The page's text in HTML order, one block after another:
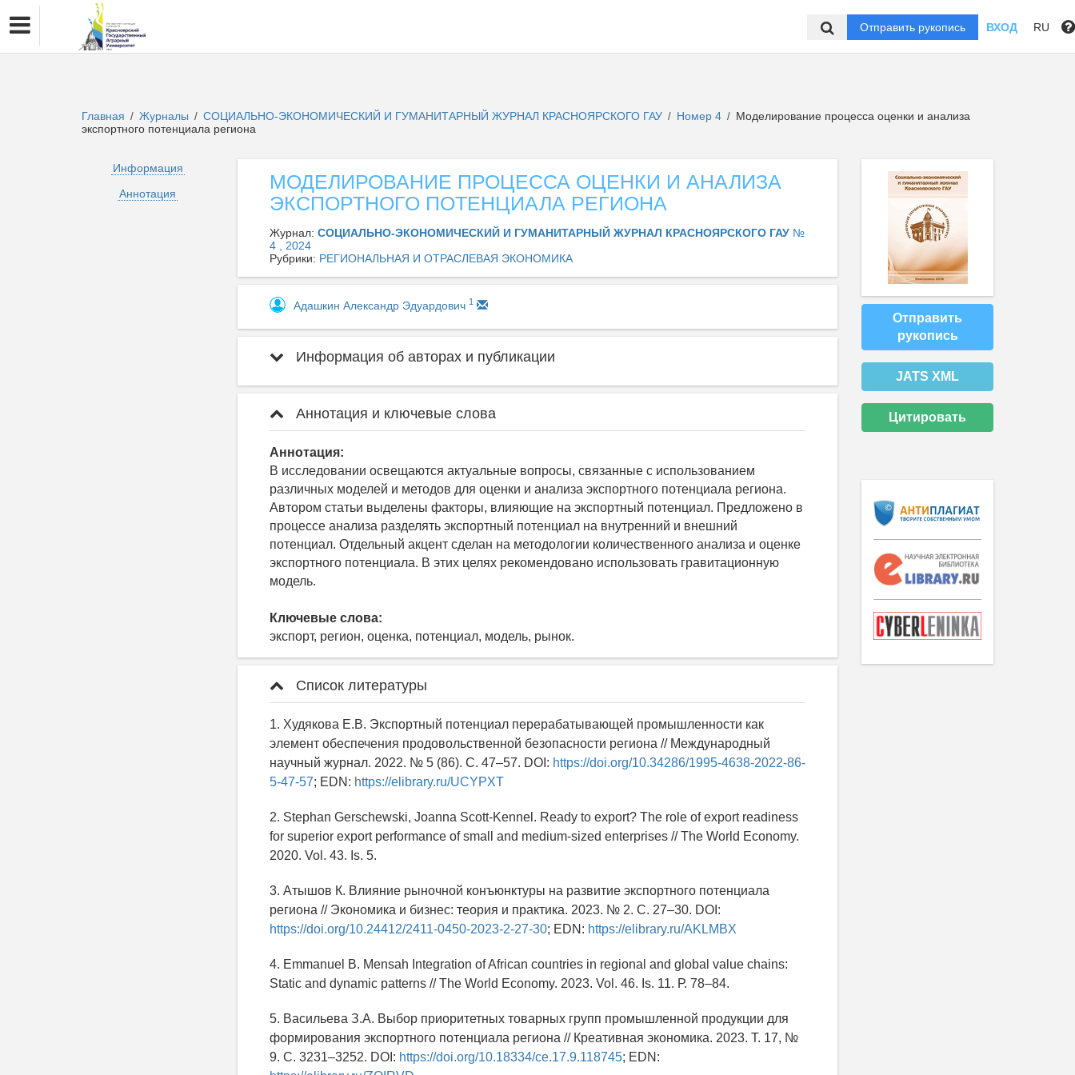
Отправить рукопись ВХОД RU
Главная / Журналы / СОЦИАЛЬНО-ЭКОНОМИЧЕСКИЙ И ГУМАНИТАРНЫЙ ЖУРНАЛ КРАСНОЯРСКОГО ГАУ / Номер 4 / Моделирование процесса оценки и анализа
экспортного потенциала региона
Информация
Аннотация
МОДЕЛИРОВАНИЕ ПРОЦЕССА ОЦЕНКИ И АНАЛИЗА
ЭКСПОРТНОГО ПОТЕНЦИАЛА РЕГИОНА
Журнал: СОЦИАЛЬНО-ЭКОНОМИЧЕСКИЙ И ГУМАНИТАРНЫЙ ЖУРНАЛ КРАСНОЯРСКОГО ГАУ №
4 , 2024
Рубрики: РЕГИОНАЛЬНАЯ И ОТРАСЛЕВАЯ ЭКОНОМИКА
Адашкин Александр Эдуардович 1
Информация об авторах и публикации
Аннотация и ключевые слова
Аннотация:
В исследовании освещаются актуальные вопросы, связанные с использованием
различных моделей и методов для оценки и анализа экспортного потенциала региона.
Автором статьи выделены факторы, влияющие на экспортный потенциал. Предложено в
процессе анализа разделять экспортный потенциал на внутренний и внешний
потенциал. Отдельный акцент сделан на методологии количественного анализа и оценке
экспортного потенциала. В этих целях рекомендовано использовать гравитационную
модель.
Ключевые слова:
экспорт, регион, оценка, потенциал, модель, рынок.
Список литературы
1. Худякова Е.В. Экспортный потенциал перерабатывающей промышленности как
элемент обеспечения продовольственной безопасности региона // Международный
научный журнал. 2022. № 5 (86). С. 47–57. DOI: https://doi.org/10.34286/1995-4638-2022-86-
5-47-57; EDN: https://elibrary.ru/UCYPXT
2. Stephan Gerschewski, Joanna Scott-Kennel. Ready to export? The role of export readiness
for superior export performance of small and medium-sized enterprises // The World Economy.
2020. Vol. 43. Is. 5.
3. Атышов К. Влияние рыночной конъюнктуры на развитие экспортного потенциала
региона // Экономика и бизнес: теория и практика. 2023. № 2. С. 27–30. DOI:
https://doi.org/10.24412/2411-0450-2023-2-27-30; EDN: https://elibrary.ru/AKLMBX
4. Emmanuel B. Mensah Integration of African countries in regional and global value chains:
Static and dynamic patterns // The World Economy. 2023. Vol. 46. Is. 11. Р. 78–84.
5. Васильева З.А. Выбор приоритетных товарных групп промышленной продукции для
формирования экспортного потенциала региона // Креативная экономика. 2023. Т. 17, №
9. С. 3231–3252. DOI: https://doi.org/10.18334/ce.17.9.118745; EDN:
Отправить
рукопись
JATS XML
Цитировать